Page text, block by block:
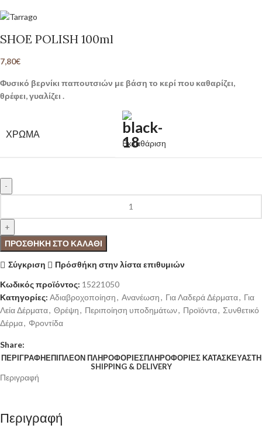
SHOE POLISH 100ml
7,80€
Φυσικό βερνίκι παπουτσιών με βάση το κερί που καθαρίζει,
θρέφει, γυαλίζει .
ΧΡΏΜΑ
Εκκαθάριση
ΠΡΟΣΘΉΚΗ ΣΤΟ ΚΑΛΆΘΙ
Σύγκριση
Πρόσθήκη στην λίστα επιθυμιών
Κωδικός προϊόντος: 15221050
Κατηγορίες: Αδιαβροχοποίηση, Ανανέωση, Για Λαδερά Δέρματα, Για
Λεία Δέρματα, Θρέψη, Περιποίηση υποδημάτων, Προϊόντα, Συνθετικό
Δέρμα, Φροντίδα
Share:
ΠΕΡΙΓΡΑΦΉΕΠΙΠΛΈΟΝ ΠΛΗΡΟΦΟΡΊΕΣΠΛΗΡΟΦΟΡΊΕΣ ΚΑΤΑΣΚΕΥΑΣΤΉ
SHIPPING & DELIVERY
Περιγραφή
Περιγραφή